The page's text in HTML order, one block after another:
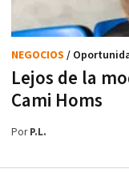
Lejos de la
Cami Homs
NEGOCIOS /
PorP.L.